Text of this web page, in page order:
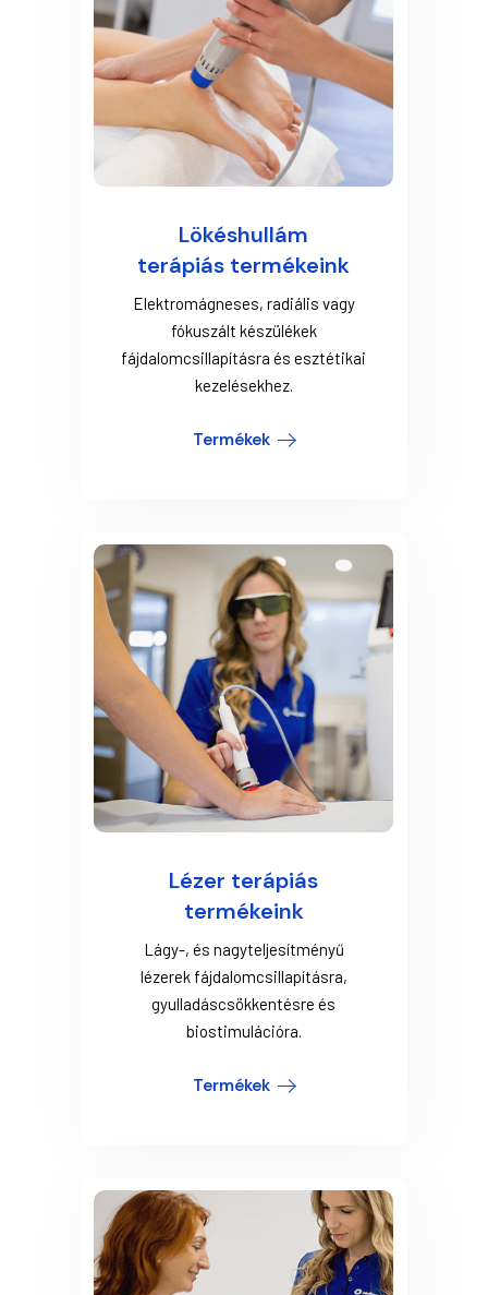
Lökéshullám
terápiás termékeink
Elektromágneses, radiális vagy
fókuszált készülékek
fájdalomcsillapításra és esztétikai
kezelésekhez.
Termékek
Lézer terápiás
termékeink
Lágy-, és nagyteljesítményű
lézerek fájdalomcsillapításra,
gyulladáscsökkentésre és
biostimulációra.
Termékek